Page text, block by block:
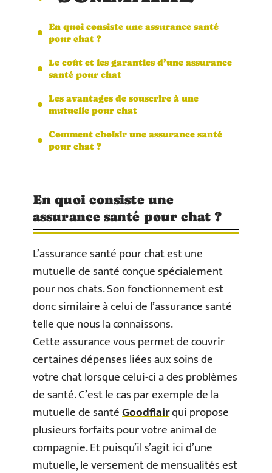
En quoi consiste une assurance santé
pour chat ?
Le coût et les garanties d’une assurance
santé pour chat
Les avantages de souscrire à une
mutuelle pour chat
Comment choisir une assurance santé
pour chat ?
En quoi consiste une
assurance santé pour chat ?
L’assurance santé pour chat est une
mutuelle de santé conçue spécialement
pour nos chats. Son fonctionnement est
donc similaire à celui de l’assurance santé
telle que nous la connaissons.
Cette assurance vous permet de couvrir
certaines dépenses liées aux soins de
votre chat lorsque celui-ci a des problèmes
de santé. C’est le cas par exemple de la
mutuelle de santéGoodflairqui propose
plusieurs forfaits pour votre animal de
compagnie. Et puisqu’il s’agit ici d’une
mutuelle, le versement de mensualités est